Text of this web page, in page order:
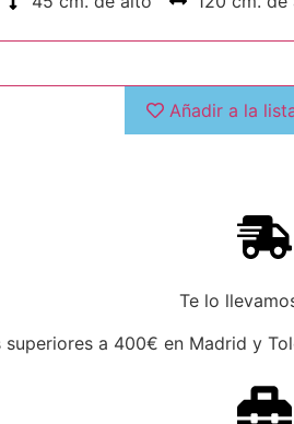
Añadir a la
Te lo
superiores a 400€ en Madrid y